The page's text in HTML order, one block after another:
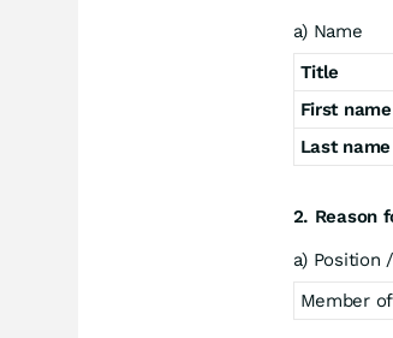
a) Name
Title
First name
Last name
2. Reason
a) Position
Member